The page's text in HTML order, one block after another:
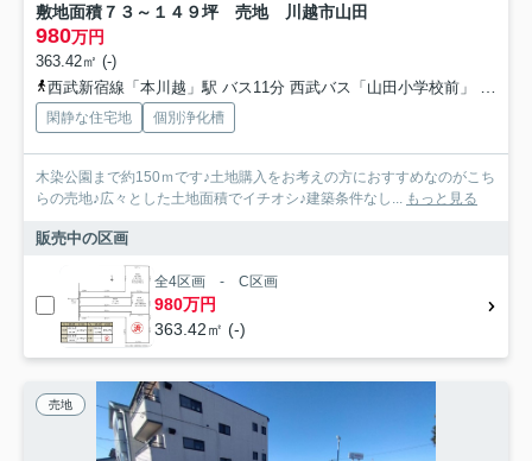
敷地面積７３～１４９坪 売地 川越市山田
980万円
363.42㎡ (-)
西武新宿線「本川越」駅 バス11分 西武バス「山田小学校前」 停歩6分
閑静な住宅地 個別浄化槽
木染公園まで約150ｍです♪土地購入をお考えの方におすすめなのがこち
らの売地♪広々とした土地面積でイチオシ♪建築条件なし...
もっと見る
販売中の区画
全4区画 - C区画
980万円
363.42㎡ (-)
売地